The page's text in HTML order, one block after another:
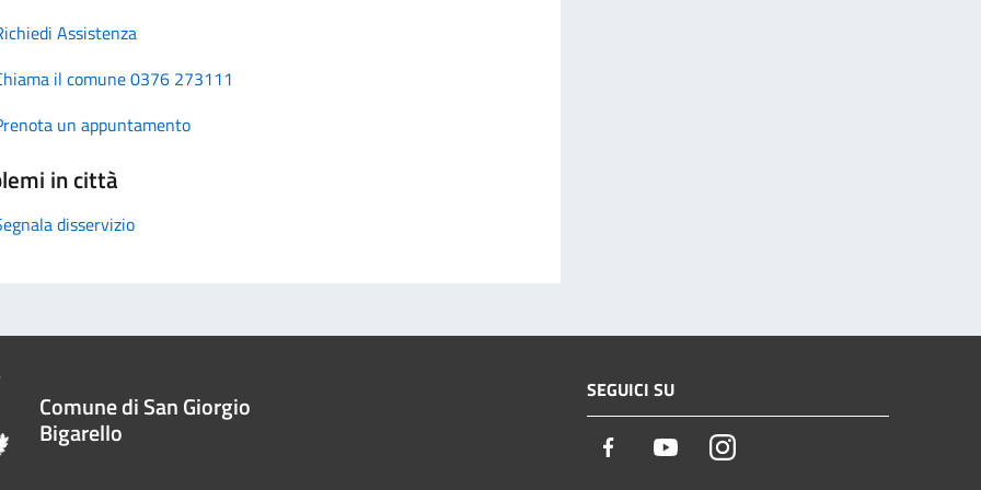
Assistenza
il comune 0376 273111
un appuntamento
in città
disservizio
Comune di San Giorgio
Bigarello
SEGUICI SU
Facebook YoutubeInstagram